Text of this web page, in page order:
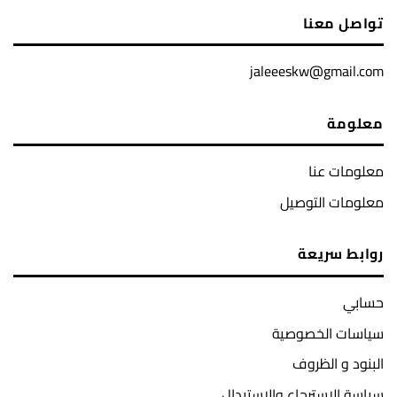
تواصل معنا
jaleeeskw@gmail.com
معلومة
معلومات عنا
معلومات التوصيل
روابط سريعة
حسابي
سياسات الخصوصية
البنود و الظروف